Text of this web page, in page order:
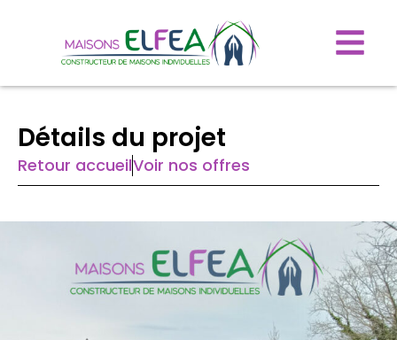
Détails du projet
Retour accueilVoir nos offres